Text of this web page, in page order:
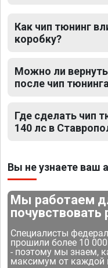
Как чип тюнинг
коробку?
Можно ли
после чип
Где сделать чип
140 лс в
Вы не узнаете ваш
Мы работаем
почувствовать
Специалисты
прошили более 10
- поэтому мы знаем,
максимум от